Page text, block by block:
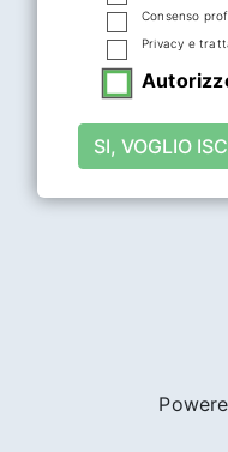
Consenso
Privacy e
SI, VOGLIO